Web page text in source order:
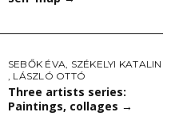
SEBŐK ÉVA, SZÉKELYI KATALIN
, LÁSZLÓ OTTÓ
Three artists series:
Paintings, collages →